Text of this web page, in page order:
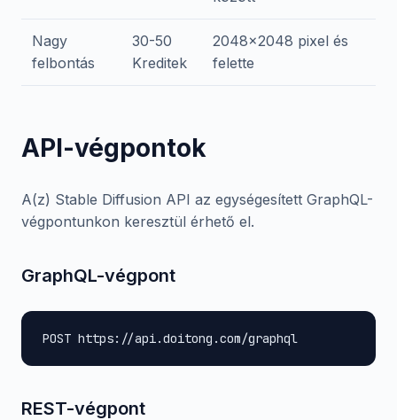
Nagy
felbontás
30-50
Kreditek
2048x2048 pixel és
felette
API-végpontok
A(z) Stable Diffusion API az egységesített GraphQL-
végpontunkon keresztül érhető el.
GraphQL-végpont
POST https://api.doitong.com/graphql
REST-végpont